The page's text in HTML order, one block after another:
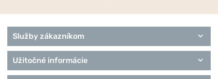
Služby zákazníkom
Užitočné informácie